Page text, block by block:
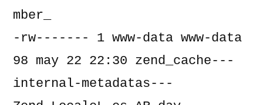
mber_
-rw------- 1 www-data www-data
98 may 22 22:30 zend_cache---
internal-metadatas---